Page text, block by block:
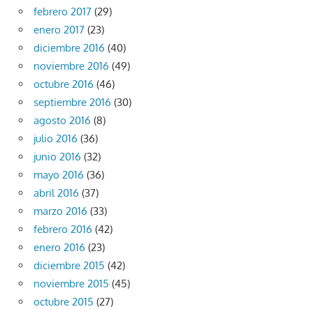
febrero 2017 (29)
enero 2017 (23)
diciembre 2016 (40)
noviembre 2016 (49)
octubre 2016 (46)
septiembre 2016 (30)
agosto 2016 (8)
julio 2016 (36)
junio 2016 (32)
mayo 2016 (36)
abril 2016 (37)
marzo 2016 (33)
febrero 2016 (42)
enero 2016 (23)
diciembre 2015 (42)
noviembre 2015 (45)
octubre 2015 (27)